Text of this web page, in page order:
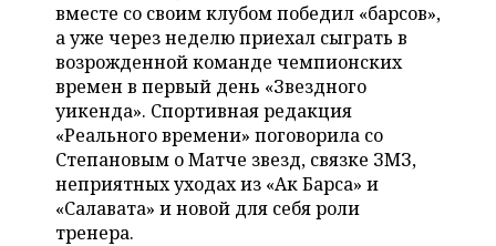
ЭНЕРГЕТИКА
ТЕЛЕКОММУНИКАЦИИ
БИЗНЕС-БРАНЧИ
ONLINE-КОНФЕРЕНЦИИ
ОТКРЫТАЯ ЛЕКЦИЯ
ФУТБОЛ
ХОККЕЙ
БАСКЕТБОЛ
ВОЛЕЙБОЛ
ОБЩЕСТВО
НОВОСТИ ОБЩЕСТВА
ВЛАСТЬ
ИНФРАСТРУКТУРА
ИСТОРИЯ
ФОТОГАЛЕРЕЯ
СЮЖЕТЫ
СПРАВОЧНИК
СПИСОК ПЕРСОН
ПОЛНАЯ ВЕРСИЯ
вместе со своим клубом победил «барсов»,
а уже через неделю приехал сыграть в
возрожденной команде чемпионских
времен в первый день «Звездного
уикенда». Спортивная редакция
«Реального времени» поговорила со
Степановым о Матче звезд, связке ЗМЗ,
неприятных уходах из «Ак Барса» и
«Салавата» и новой для себя роли
тренера.